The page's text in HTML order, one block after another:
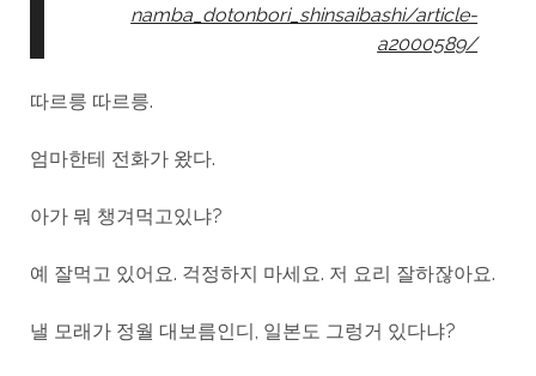
namba_dotonbori_shinsaibashi/article-
a2000589/
따르릉 따르릉.
엄마한테 전화가 왔다.
아가 뭐 챙겨먹고있냐?
예 잘먹고 있어요. 걱정하지 마세요. 저 요리 잘하잖아요.
낼 모래가 정월 대보름인디, 일본도 그렁거 있다냐?